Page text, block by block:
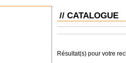
// CATALOGUE
Résultat(s) pour votre